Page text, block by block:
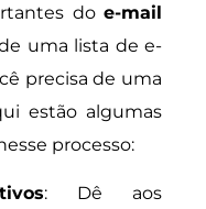
do e-mail
uma lista de e-
precisa de uma
estão algumas
processo:
: Dê aos